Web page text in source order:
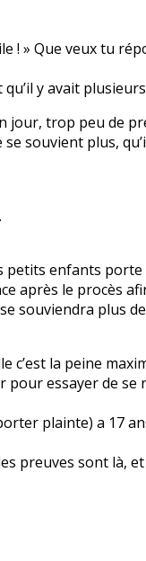
! » Que veux tu
y avait
jour, trop peu de
souvient plus,
petits enfants
après le procès
souviendra plus
c’est la peine
pour essayer de se
plainte) a 17
preuves sont là,